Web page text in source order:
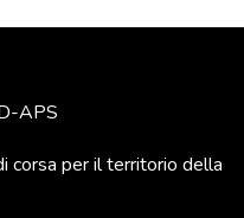
APS
corsa per il territorio della